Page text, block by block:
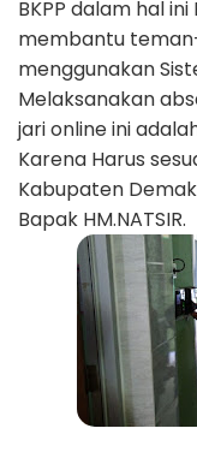
BKPP dalam hal ini
membantu
menggunakan
Melaksanakan
jari online ini
Karena Harus
Kabupaten
Bapak HM.NATSIR.